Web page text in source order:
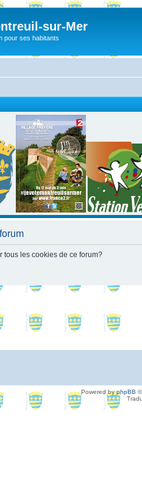
sur-Mer
pour ses habitants
tous les cookies de ce forum?
Powered byphpBB